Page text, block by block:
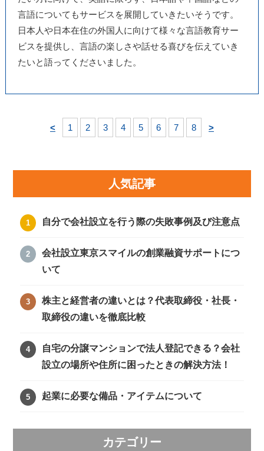
言語についてもサービスを展開していきたいそうです。
日本人や日本在住の外国人に向けて様々な言語教育サー
ビスを提供し、言語の楽しさや話せる喜びを伝えていき
たいと語ってくださいました。
< 1 2 3 4 5 6 7 8 >
人気記事
自分で会社設立を行う際の失敗事例及び注意点
会社設立東京スマイルの創業融資サポートにつ
いて
株主と経営者の違いとは？代表取締役・社長・
取締役の違いを徹底比較
自宅の分譲マンションで法人登記できる？会社
設立の場所や住所に困ったときの解決方法！
起業に必要な備品・アイテムについて
カテゴリー